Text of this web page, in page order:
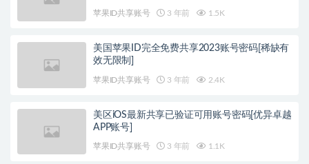
苹果ID共享账号 3 年前 1.5K
美国苹果ID完全免费共享2023账号密码[稀缺有
效无限制]
苹果ID共享账号 3 年前 2.4K
美区iOS最新共享已验证可用账号密码[优异卓越
APP账号]
苹果ID共享账号 3 年前 1.1K